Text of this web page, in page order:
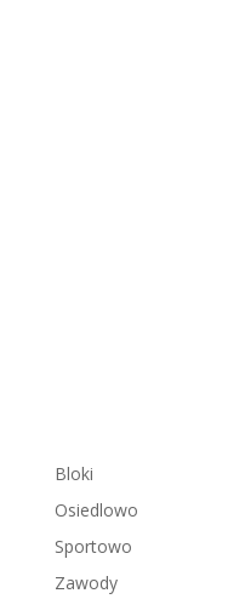
Bloki
Osiedlowo
Sportowo
Zawody